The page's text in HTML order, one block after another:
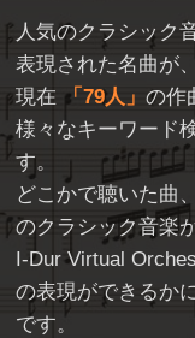
人気のクラシック
表現された名曲が
現在
79人 の作
様々なキーワード
す。
どこかで聴いた曲
のクラシック音楽
I-Dur Virtual
の表現ができるか
です。